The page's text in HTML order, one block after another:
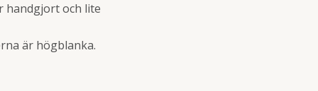
handgjort och lite
är högblanka.